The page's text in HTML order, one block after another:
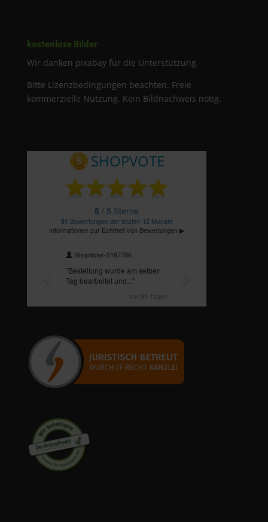
kostenlose Bilder
Wir danken pixabay für die Unterstützung.
Bitte Lizenzbedingungen beachten. Freie
kommerzielle Nutzung. Kein Bildnachweis nötig.